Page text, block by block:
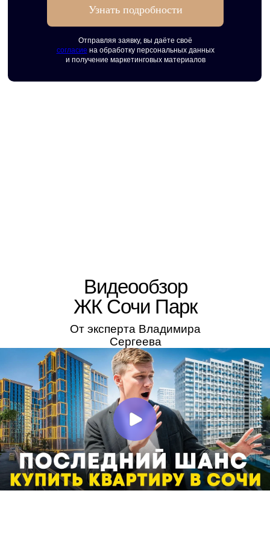
Отправляя заявку, вы даёте своё
согласие на обработку персональных данных
и получение маркетинговых материалов
Узнать подробности
От эксперта Владимира
Сергеева
Видеообзор
ЖК Сочи Парк